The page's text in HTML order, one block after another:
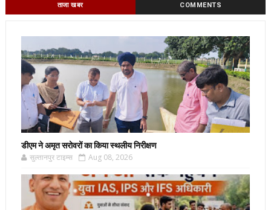
ताजा खबर COMMENTS
डीएम ने अमृत सरोवरों का किया स्थलीय निरीक्षण
सुल्तानपुर टाइम्स Aug 08, 2026